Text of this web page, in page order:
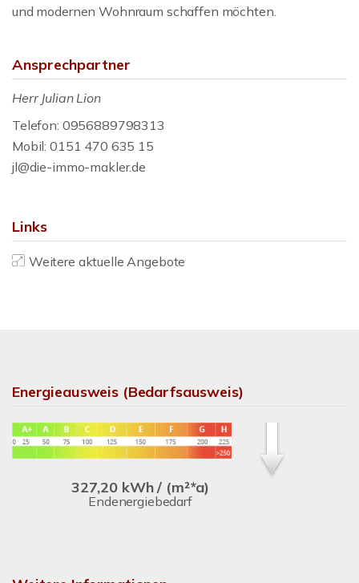
und modernen Wohnraum schaffen möchten.
Ansprechpartner
Herr Julian Lion
Telefon: 0956889798313
Mobil: 0151 470 635 15
jl@die-immo-makler.de
Links
Weitere aktuelle Angebote
Energieausweis (Bedarfsausweis)
327,20 kWh / (m²*a)
Endenergiebedarf